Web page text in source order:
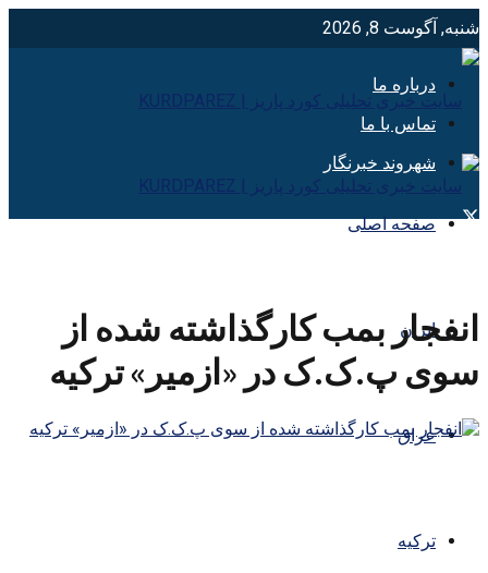
شنبه, آگوست 8, 2026
درباره ما
تماس با ما
شهروند خبرنگار
صفحه اصلی
ایران
عراق
ترکیه
انفجار بمب کارگذاشته شده از
سوی پ.ک.ک در «ازمیر» ترکیه